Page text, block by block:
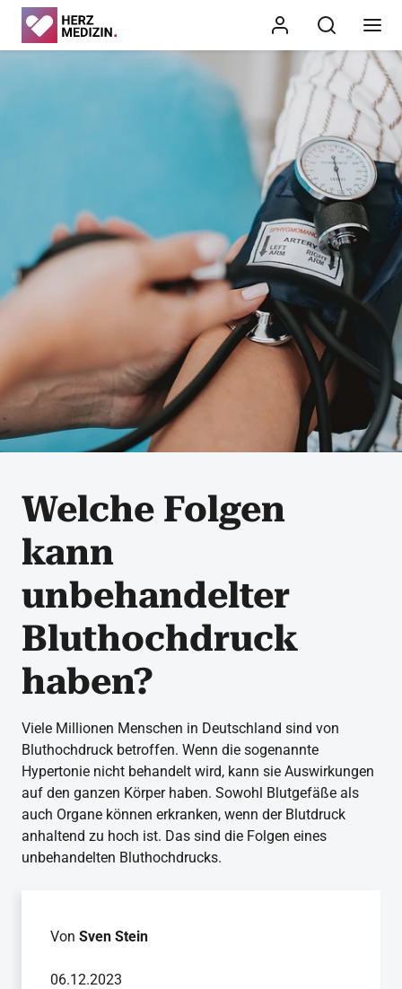
Welche Folgen
kann
unbehandelter
Bluthochdruck
haben?
Viele Millionen Menschen in Deutschland sind von
Bluthochdruck betroffen. Wenn die sogenannte
Hypertonie nicht behandelt wird, kann sie Auswirkungen
auf den ganzen Körper haben. Sowohl Blutgefäße als
auch Organe können erkranken, wenn der Blutdruck
anhaltend zu hoch ist. Das sind die Folgen eines
unbehandelten Bluthochdrucks.
Von Sven Stein
06.12.2023